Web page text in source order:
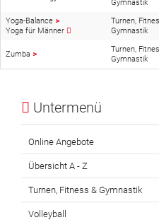
Gymnastik
Yoga-Balance >
Yoga für Männer
Turnen,
Gymnastik
Zumba >
Turnen,
Gymnastik
Untermenü
Online Angebote
Übersicht A - Z
Turnen, Fitness & Gymnastik
Volleyball